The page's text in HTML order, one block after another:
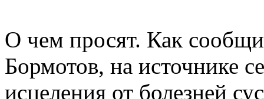
О чем просят. Как
Бормотов, на источнике
исцеления от болезней